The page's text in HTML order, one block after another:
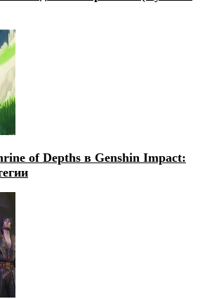
of Depths в Genshin Impact: